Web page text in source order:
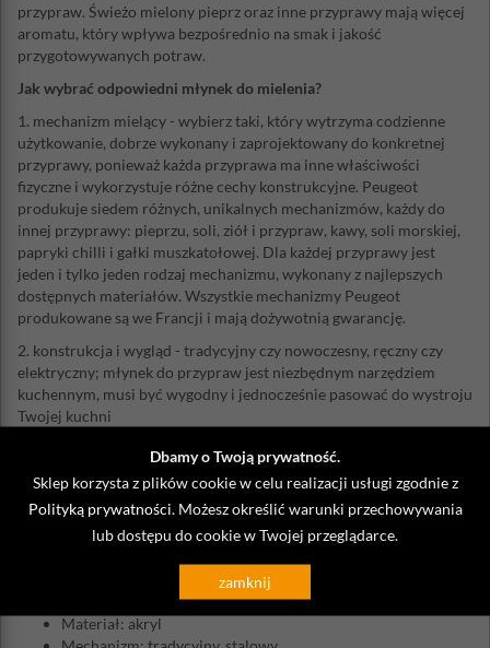
Dbamy o Twoją prywatność.
Sklep korzysta z plików cookie w celu realizacji usługi zgodnie z
Polityką prywatności. Możesz określić warunki przechowywania
lub dostępu do cookie w Twojej przeglądarce.
zamknij
przypraw. Świeżo mielony pieprz oraz inne przyprawy mają więcej
aromatu, który wpływa bezpośrednio na smak i jakość
przygotowywanych potraw.
Jak wybrać odpowiedni młynek do mielenia?
1. mechanizm mielący - wybierz taki, który wytrzyma codzienne
użytkowanie, dobrze wykonany i zaprojektowany do konkretnej
przyprawy, ponieważ każda przyprawa ma inne właściwości
fizyczne i wykorzystuje różne cechy konstrukcyjne. Peugeot
produkuje siedem różnych, unikalnych mechanizmów, każdy do
innej przyprawy: pieprzu, soli, ziół i przypraw, kawy, soli morskiej,
papryki chilli i gałki muszkatołowej. Dla każdej przyprawy jest
jeden i tylko jeden rodzaj mechanizmu, wykonany z najlepszych
dostępnych materiałów. Wszystkie mechanizmy Peugeot
produkowane są we Francji i mają dożywotnią gwarancję.
2. konstrukcja i wygląd - tradycyjny czy nowoczesny, ręczny czy
elektryczny; młynek do przypraw jest niezbędnym narzędziem
kuchennym, musi być wygodny i jednocześnie pasować do wystroju
Twojej kuchni
3. łatwość użytkowania - dobry młynek powinien mieć łatwą
regulację, napełnianie i wygodnie leżeć w dłoni
Historia marki Peugeot rozpoczęła się w XIX wieku. Jest
szeroką ofertą profesjonalnych młynków do mielenia, w ostatnim
okresie rozwija także innowacyjne i wysokiej jakości produkty
winiarskie, barmańskie i sommelierskie.
Materiał: akryl